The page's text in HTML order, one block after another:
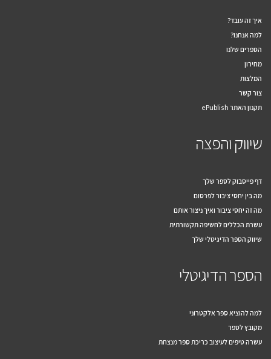
איך זה עובד?
למה אנחנו?
הספרים שלנו
מחירון
המלצות
צור קשר
תקנון האתר ePublish
שיווק והפצה
דף פייסבוק לספר שלך
מה בין יחסי ציבור לפרסום
מה זה יחסי ציבור ואיך ניצור אותם
עשרת הכללים לחשיפה תקשורתית
שיווק הספר הדיגיטלי שלך
הספר הדיגיטלי
למה להוציא ספר אלקטרוני
מקובץ לספר
עשרה טיפים לעיצוב כריכת ספר מנצחת